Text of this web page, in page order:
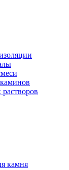
камня